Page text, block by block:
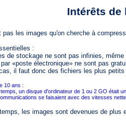
Intérêts de
les images qu'on cherche à
:
ne sont pas infinies, même si
électronique» ne sont pas
faut donc des fichiers les plus petits
10 ans :
un disque d'ordinateur de 1 ou 2 GO était
se faisaient avec des vitesses
les images sont devenues de plus en